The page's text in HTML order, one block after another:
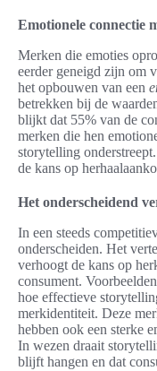
Emotionele connectie
Merken die emoties
eerder geneigd zijn om
het opbouwen van een
betrekken bij de
blijkt dat 55% van de
merken die hen
storytelling
de kans op
Het onderscheidend
In een steeds
onderscheiden. Het
verhoogt de kans op
consument.
hoe effectieve
merkidentiteit. Deze
hebben ook een sterke
In wezen draait
blijft hangen en dat